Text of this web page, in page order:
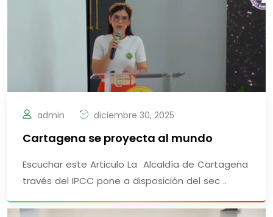
admin diciembre 30, 2025
Cartagena se proyecta al mundo
Escuchar este Articulo La Alcaldía de Cartagena
través del IPCC pone a disposición del sec ..